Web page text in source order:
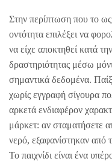
Στην περίπτωση που το
οντότητα επιλέξει να
να είχε αποκτηθεί κατά
δραστηριότητας μέσω
σημαντικά δεδομένα.
χωρίς εγγραφή σίγουρα
αρκετά ενδιαφέρον
μάρκετ: αν σταματήσετε
νερό, εξαφανίστηκαν από
Το παιχνίδι είναι ένα